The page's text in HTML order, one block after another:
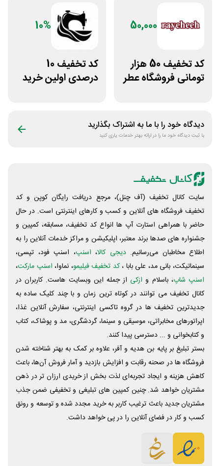
50,000
کد تخفیف 50 هزار
تومانی فروشگاه عطر
10%
کد تخفیف 10
درصدی اولین خرید
دیدگاه خود را با ما به اشتراک بگذارید
با ثبت دیدگاه خود ما را در ارائه بهتر خدمات یاری کنید
سایت کانال تخفیف (آف چنل)، مرجع دریافت رایگان کوپن و کد
تخفیف فروشگاه های آنلاین و کسب و‌ کارهای اینترنتی است. در حال
حاضر با همراهی استارت آپ ها انواع کد تخفیف، مسابقه، کمپین و
جشنواره های صدها برند معتبر، اپلیکیشن و مراکز خدمات آنلاین را به
اطلاع مخاطبان می‌رسانیم. دیجی کالا، اسنپ، اسنپ فود، تپسی،
سینماتیکت، بانی مد، علی‌ بابا ،کد تخفیف فیلیمو، نماوا، اسنپ مارکت،
اسنپ شاپ، باسلام و ازکی از جمله این وبسایت ‌هاست. کاربران در
کانال تخفیف می توانند در کوتاه ترین زمان و با چند کلیک ساده به
جدیدترین تخفیف ها در گروه تاکسی اینترنتی، سفارش آنلاین غذا،
اپراتورهای مخابراتی، موسیقی و سینما، گردشگری، مد و پوشاک، کتاب
و کتابخوانی و ... دسترسی پیدا کنند.
بستر تبلیغ بر پایه بن هدیه و آفر، علاوه بر کمک به بهتر شناخته شدن
فروشگاه ها در صحنه رقابت و افزایش بازدید و آمار فروش آن‌ها، باعث
کاهش هزینه و ایجاد تجربه‌ای لذت بخش از خریدی ارزان تر در ذهن
مشتریان خواهد شد. چنین کمپین های تبلیغی و تخفیفی ضمن جذب
مشتریان جدید باعث ترغیب کاربر به خرید مجدد شده و توسعه و رونق
کسب و کار در فضای آنلاین را در پی خواهد داشت.